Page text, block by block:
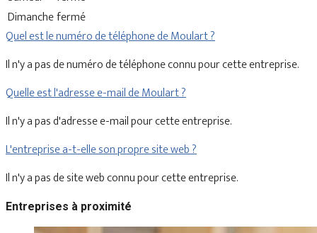
Dimanchefermé
Quel est le numéro de téléphone de Moulart ?
Il n'y a pas de numéro de téléphone connu pour cette entreprise.
Quelle est l'adresse e-mail de Moulart ?
Il n'y a pas d'adresse e-mail pour cette entreprise.
L'entreprise a-t-elle son propre site web ?
Il n'y a pas de site web connu pour cette entreprise.
Entreprises à proximité